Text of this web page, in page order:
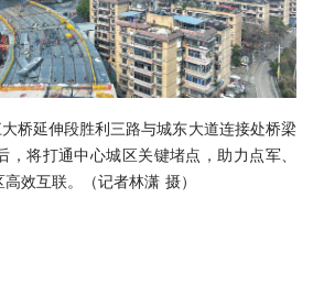
桥延伸段胜利三路与城东大道连接处桥梁
将打通中心城区关键堵点，助力点军、
效互联。（记者林潇 摄）